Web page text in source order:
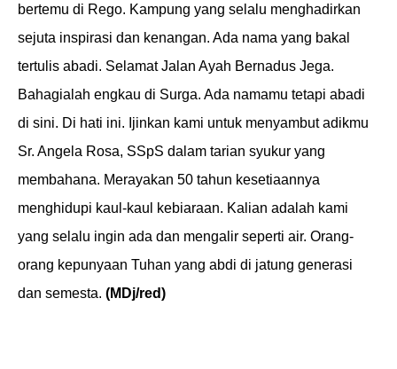
bertemu di Rego. Kampung yang selalu menghadirkan
sejuta inspirasi dan kenangan. Ada nama yang bakal
tertulis abadi. Selamat Jalan Ayah Bernadus Jega.
Bahagialah engkau di Surga. Ada namamu tetapi abadi
di sini. Di hati ini. Ijinkan kami untuk menyambut adikmu
Sr. Angela Rosa, SSpS dalam tarian syukur yang
membahana. Merayakan 50 tahun kesetiaannya
menghidupi kaul-kaul kebiaraan. Kalian adalah kami
yang selalu ingin ada dan mengalir seperti air. Orang-
orang kepunyaan Tuhan yang abdi di jatung generasi
dan semesta. (MDj/red)